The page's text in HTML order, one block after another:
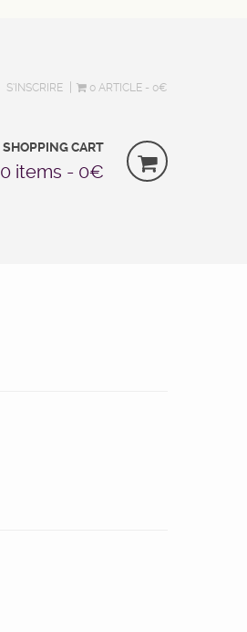
S’INSCRIRE 0 ARTICLE 0€
SHOPPING CART
0 items - 0€